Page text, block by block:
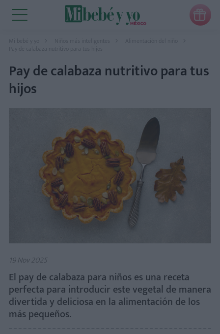

Mi bebé y yo Niños más inteligentes
Alimentación del niño
Pay de calabaza nutritivo para tus hijos
Pay de calabaza nutritivo para tus
hijos
19 Nov 2025
El pay de calabaza para niños es una receta
perfecta para introducir este vegetal de manera
divertida y deliciosa en la alimentación de los
más pequeños.